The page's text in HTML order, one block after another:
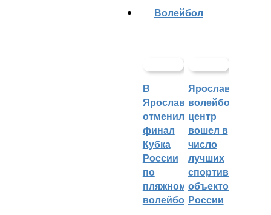
Волейбол
В
Ярославле
отменили
финал
Кубка
России
по
пляжному
волейболу
Ярославский
волейбольный
центр
вошел в
число
лучших
спортивных
объектов
России